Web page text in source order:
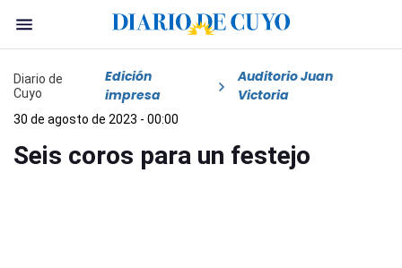
Diario de
Cuyo
Edición
impresa
Auditorio Juan
Victoria
30 de agosto de 2023 - 00:00
Seis coros para un festejo